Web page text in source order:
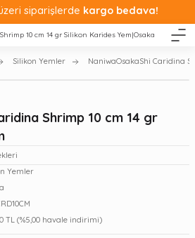
siparişlerde kargo bedava!
Silikon Yemler NaniwaOsakaShi Caridina
Shrimp 10 cm 14 gr
Yemler
TL (%5,00 havale indirimi)